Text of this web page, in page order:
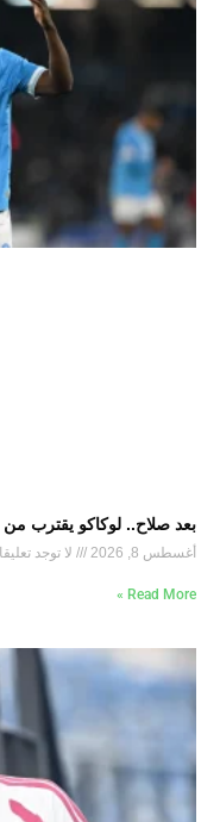
بعد صلاح.. لوكاكو يقترب من
أغسطس 8, 2026 لا توجد
Read More »